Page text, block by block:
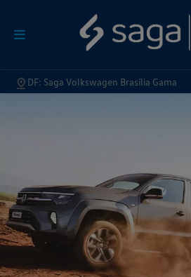
DF: Saga Volkswagen Brasília Gama